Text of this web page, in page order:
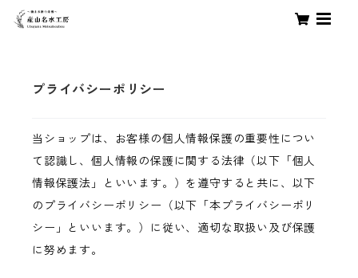
プライバシーポリシー
当ショップは、お客様の個人情報保護の重要性につい
て認識し、個人情報の保護に関する法律（以下「個人
情報保護法」といいます。）を遵守すると共に、以下
のプライバシーポリシー（以下「本プライバシーポリ
シー」といいます。）に従い、適切な取扱い及び保護
に努めます。